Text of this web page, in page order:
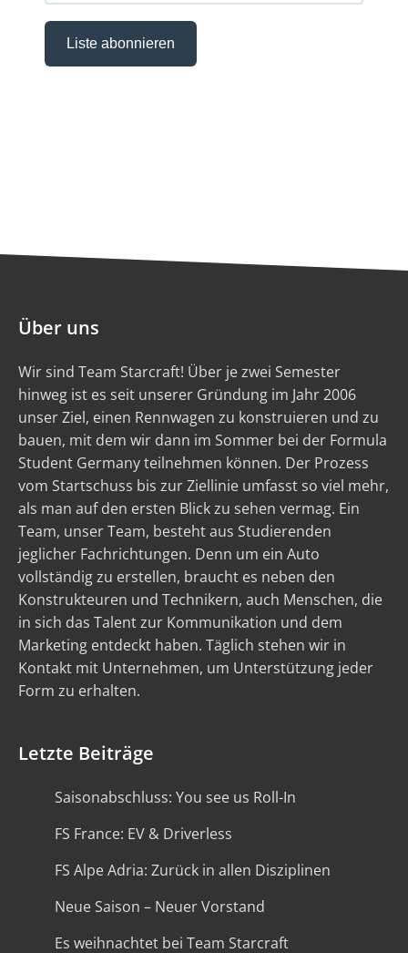
Über uns
Wir sind Team Starcraft! Über je zwei Semester
hinweg ist es seit unserer Gründung im Jahr 2006
unser Ziel, einen Rennwagen zu konstruieren und zu
bauen, mit dem wir dann im Sommer bei der Formula
Student Germany teilnehmen können. Der Prozess
vom Startschuss bis zur Ziellinie umfasst so viel mehr,
als man auf den ersten Blick zu sehen vermag. Ein
Team, unser Team, besteht aus Studierenden
jeglicher Fachrichtungen. Denn um ein Auto
vollständig zu erstellen, braucht es neben den
Konstrukteuren und Technikern, auch Menschen, die
in sich das Talent zur Kommunikation und dem
Marketing entdeckt haben. Täglich stehen wir in
Kontakt mit Unternehmen, um Unterstützung jeder
Form zu erhalten.
Letzte Beiträge
Saisonabschluss: You see us Roll-In
FS France: EV & Driverless
FS Alpe Adria: Zurück in allen Disziplinen
Neue Saison – Neuer Vorstand
Es weihnachtet bei Team Starcraft